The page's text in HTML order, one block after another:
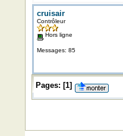
cruisair
Contrôleur
Hors ligne
Messages: 85
Pages: [1]